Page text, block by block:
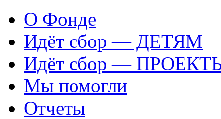
О Фонде
Идёт сбор — ДЕТЯМ
Идёт сбор —
Мы помогли
Отчеты